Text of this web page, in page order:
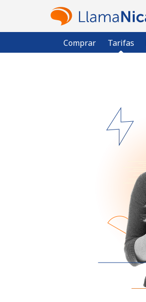
Comprar Tarifas